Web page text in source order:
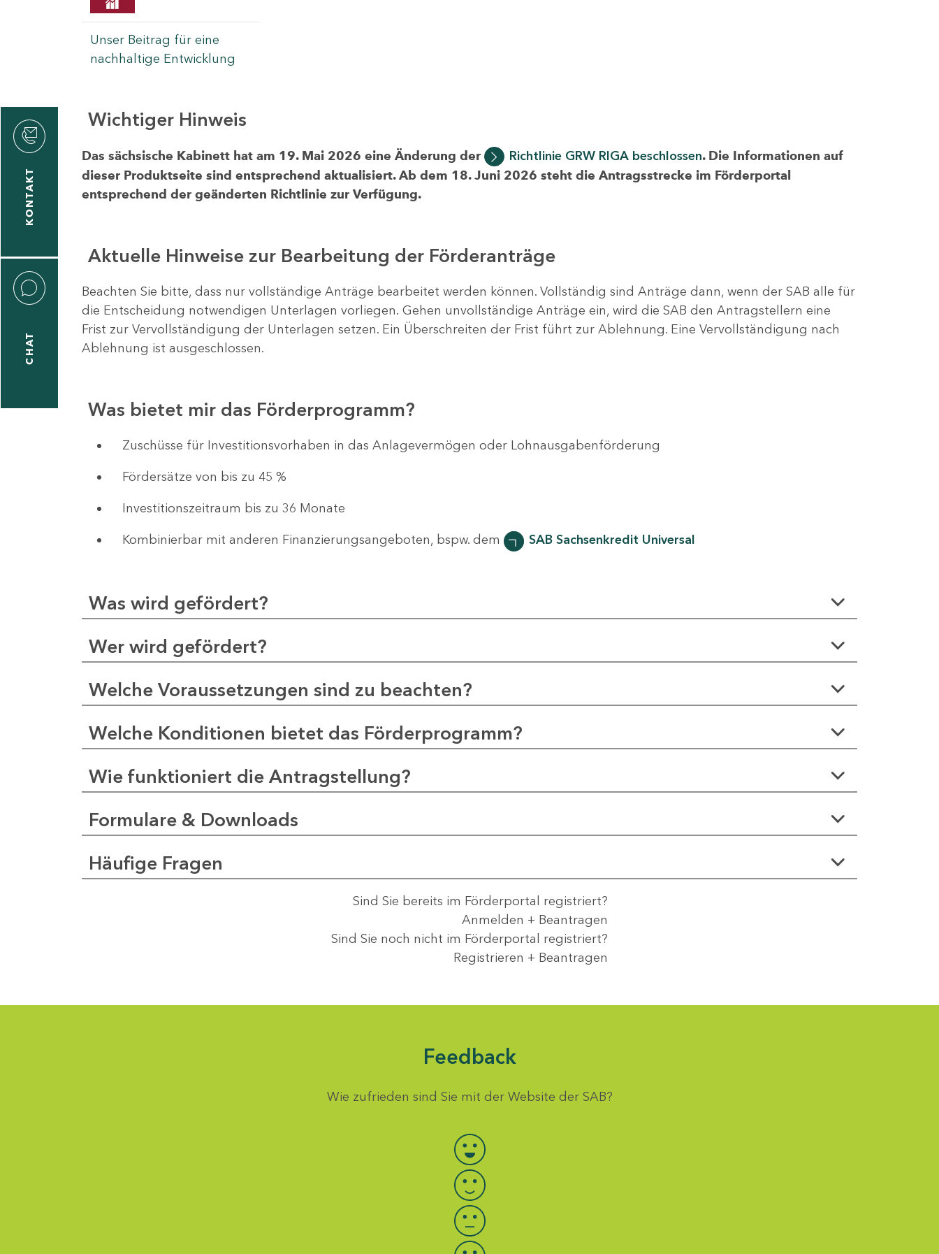
Unser Beitrag für eine
nachhaltige Entwicklung
KONTAKT
CHAT
Wichtiger Hinweis
Das sächsische Kabinett hat am 19. Mai 2026 eine Änderung der Richtlinie GRW RIGA beschlossen. Die Informationen auf
dieser Produktseite sind entsprechend aktualisiert. Ab dem 18. Juni 2026 steht die Antragsstrecke im Förderportal
entsprechend der geänderten Richtlinie zur Verfügung.
Aktuelle Hinweise zur Bearbeitung der Förderanträge
Beachten Sie bitte, dass nur vollständige Anträge bearbeitet werden können. Vollständig sind Anträge dann, wenn der SAB alle für
die Entscheidung notwendigen Unterlagen vorliegen. Gehen unvollständige Anträge ein, wird die SAB den Antragstellern eine
Frist zur Vervollständigung der Unterlagen setzen. Ein Überschreiten der Frist führt zur Ablehnung. Eine Vervollständigung nach
Ablehnung ist ausgeschlossen.
Was bietet mir das Förderprogramm?
​​​​​​Zuschüsse für Investitionsvorhaben in das Anlagevermögen oder Lohnausgabenförderung
Fördersätze von bis zu 45 %
Investitionszeitraum bis zu 36 Monate
Kombinierbar mit anderen Finanzierungsangeboten, bspw. dem SAB Sachsenkredit Universal
Was wird gefördert?
Wer wird gefördert?
Welche Voraussetzungen sind zu beachten?
Welche Konditionen bietet das Förderprogramm?
Wie funktioniert die Antragstellung?
Formulare & Downloads
Häufige Fragen
Sind Sie bereits im Förderportal registriert?
Anmelden + Beantragen
Sind Sie noch nicht im Förderportal registriert?
Registrieren + Beantragen
Feedback
Wie zufrieden sind Sie mit der Website der SAB?
Bewertung auswählen